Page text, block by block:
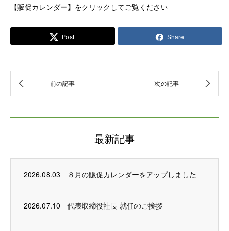
【販促カレンダー】をクリックしてご覧ください
Post Share
最新記事
2026.08.03 ８月の販促カレンダーをアップしました
2026.07.10 代表取締役社長 就任のご挨拶